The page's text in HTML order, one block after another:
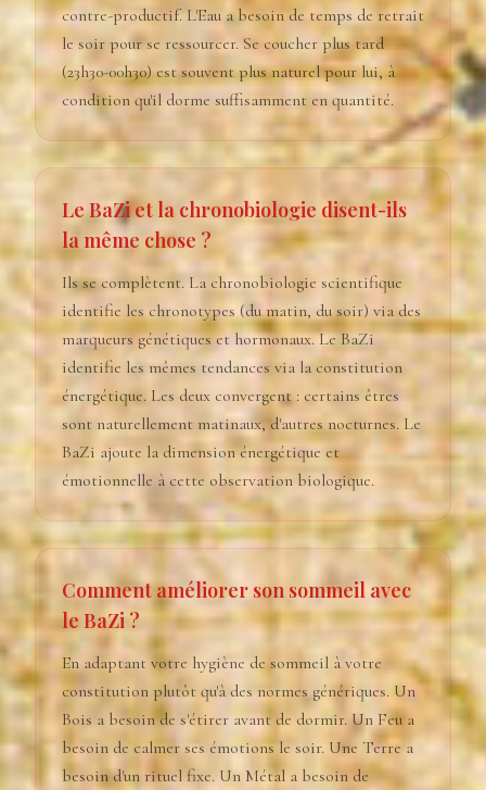
contre-productif. L'Eau a besoin de temps de retrait
le soir pour se ressourcer. Se coucher plus tard
(23h30-00h30) est souvent plus naturel pour lui, à
condition qu'il dorme suffisamment en quantité.
Le BaZi et la chronobiologie disent-ils
la même chose ?
Ils se complètent. La chronobiologie scientifique
identifie les chronotypes (du matin, du soir) via des
marqueurs génétiques et hormonaux. Le BaZi
identifie les mêmes tendances via la constitution
énergétique. Les deux convergent : certains êtres
sont naturellement matinaux, d'autres nocturnes. Le
BaZi ajoute la dimension énergétique et
émotionnelle à cette observation biologique.
Comment améliorer son sommeil avec
le BaZi ?
En adaptant votre hygiène de sommeil à votre
constitution plutôt qu'à des normes génériques. Un
Bois a besoin de s'étirer avant de dormir. Un Feu a
besoin de calmer ses émotions le soir. Une Terre a
besoin d'un rituel fixe. Un Métal a besoin de